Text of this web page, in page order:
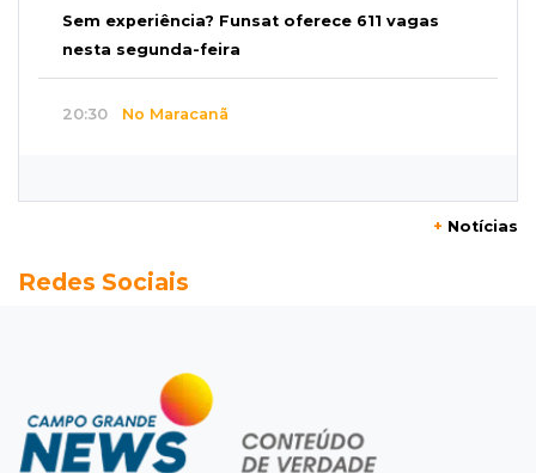
Sem experiência? Funsat oferece 611 vagas
nesta segunda-feira
20:30 No Maracanã
Seleções em MS têm salários de até R$ 8,2 mil;
Jardim Itatiaia
Vigia é amarrado durante roubo de carro e
dois caminhões em pátio
+ Notícias
Redes Sociais